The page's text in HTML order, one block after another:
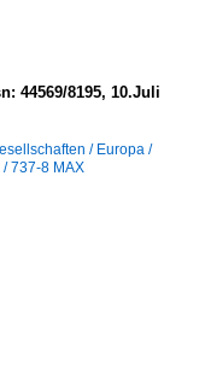
44569/8195, 10.Juli
/ Europa /
737-8 MAX